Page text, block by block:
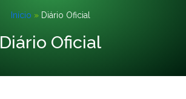
Início » Diário Oficial
Diário Oficial